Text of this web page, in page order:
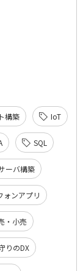
構築 IoT
SQL
ーバ構築
ォンアプリ
・小売
りのDX